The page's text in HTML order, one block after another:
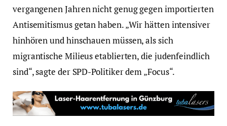
vergangenen Jahren nicht genug gegen importierten
Antisemitismus getan haben. „Wir hätten intensiver
hinhören und hinschauen müssen, als sich
migrantische Milieus etablierten, die judenfeindlich
sind“, sagte der SPD-Politiker dem „Focus“.